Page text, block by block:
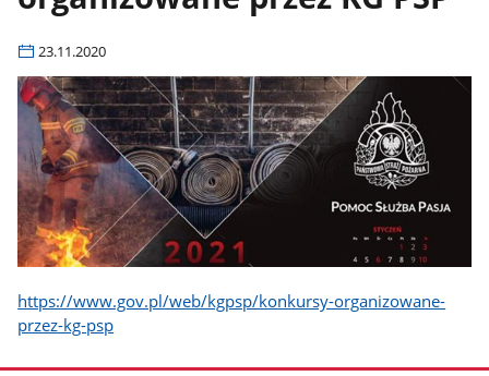
23.11.2020
https://www.gov.pl/web/kgpsp/konkursy-organizowane-
przez-kg-psp